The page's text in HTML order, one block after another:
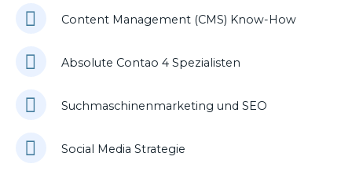
Content Management (CMS) Know-How
Absolute Contao 4 Spezialisten
Suchmaschinenmarketing und SEO
Social Media Strategie